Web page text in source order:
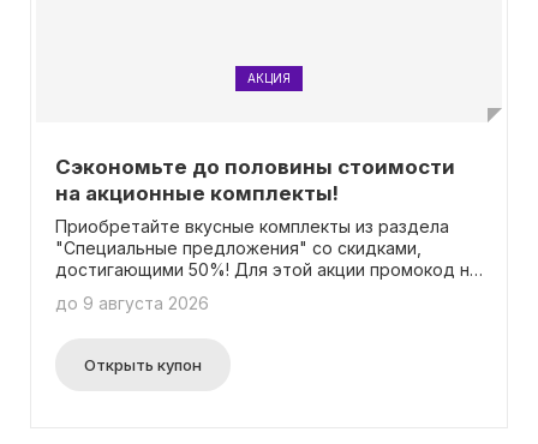
АКЦИЯ
Сэкономьте до половины стоимости
на акционные комплекты!
Приобретайте вкусные комплекты из раздела
"Специальные предложения" со скидками,
достигающими 50%! Для этой акции промокод не
до 9 августа 2026
Открыть купон